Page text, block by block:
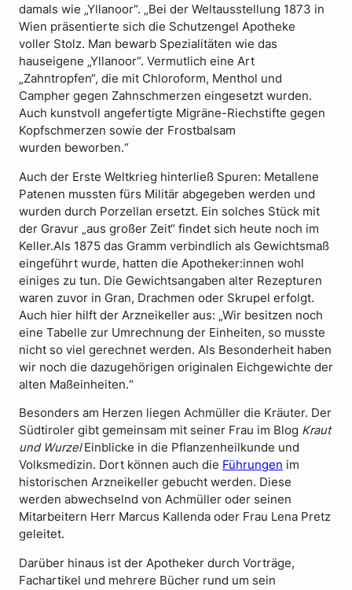
damals wie „Yllanoor“. „Bei der Weltausstellung 1873 in
Wien präsentierte sich die Schutzengel Apotheke
voller Stolz. Man bewarb Spezialitäten wie das
hauseigene „Yllanoor“. Vermutlich eine Art
„Zahntropfen“, die mit Chloroform, Menthol und
Campher gegen Zahnschmerzen eingesetzt wurden.
Auch kunstvoll angefertigte Migräne-Riechstifte gegen
Kopfschmerzen sowie der Frostbalsam
wurden beworben.“
Auch der Erste Weltkrieg hinterließ Spuren: Metallene
Patenen mussten fürs Militär abgegeben werden und
wurden durch Porzellan ersetzt. Ein solches Stück mit
der Gravur „aus großer Zeit“ findet sich heute noch im
Keller.Als 1875 das Gramm verbindlich als Gewichtsmaß
eingeführt wurde, hatten die Apotheker:innen wohl
einiges zu tun. Die Gewichtsangaben alter Rezepturen
waren zuvor in Gran, Drachmen oder Skrupel erfolgt.
Auch hier hilft der Arzneikeller aus: „Wir besitzen noch
eine Tabelle zur Umrechnung der Einheiten, so musste
nicht so viel gerechnet werden. Als Besonderheit haben
wir noch die dazugehörigen originalen Eichgewichte der
alten Maßeinheiten.“
Besonders am Herzen liegen Achmüller die Kräuter. Der
Südtiroler gibt gemeinsam mit seiner Frau im Blog Kraut
und WurzelEinblicke in die Pflanzenheilkunde und
Volksmedizin. Dort können auch die Führungen im
historischen Arzneikeller gebucht werden. Diese
werden abwechselnd von Achmüller oder seinen
Mitarbeitern Herr Marcus Kallenda oder Frau Lena Pretz
geleitet.
Darüber hinaus ist der Apotheker durch Vorträge,
Fachartikel und mehrere Bücher rund um sein